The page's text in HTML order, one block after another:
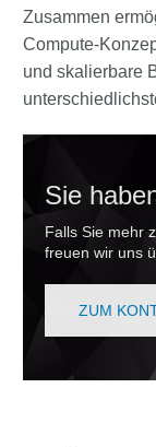
Zusammen
und skalierbare
Sie
Falls Sie mehr
freuen wir uns
ZUM